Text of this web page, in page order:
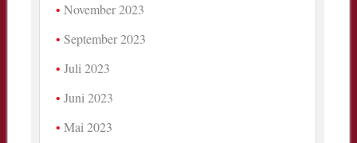
November 2023
September 2023
Juli 2023
Juni 2023
Mai 2023